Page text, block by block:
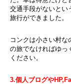
交通手段がないとい
旅行ができました。
コンクは小さい村
の旅でなければゆっ
ください。
3.個人ブログや